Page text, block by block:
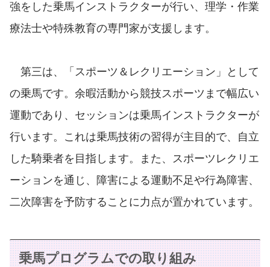
強をした乗馬インストラクターが行い、理学・作業
療法士や特殊教育の専門家が支援します。
第三は、「スポーツ＆レクリエーション」として
の乗馬です。余暇活動から競技スポーツまで幅広い
運動であり、セッションは乗馬インストラクターが
行います。これは乗馬技術の習得が主目的で、自立
した騎乗者を目指します。また、スポーツレクリエ
ーションを通じ、障害による運動不足や行為障害、
二次障害を予防することに力点が置かれています。
乗馬プログラムでの取り組み